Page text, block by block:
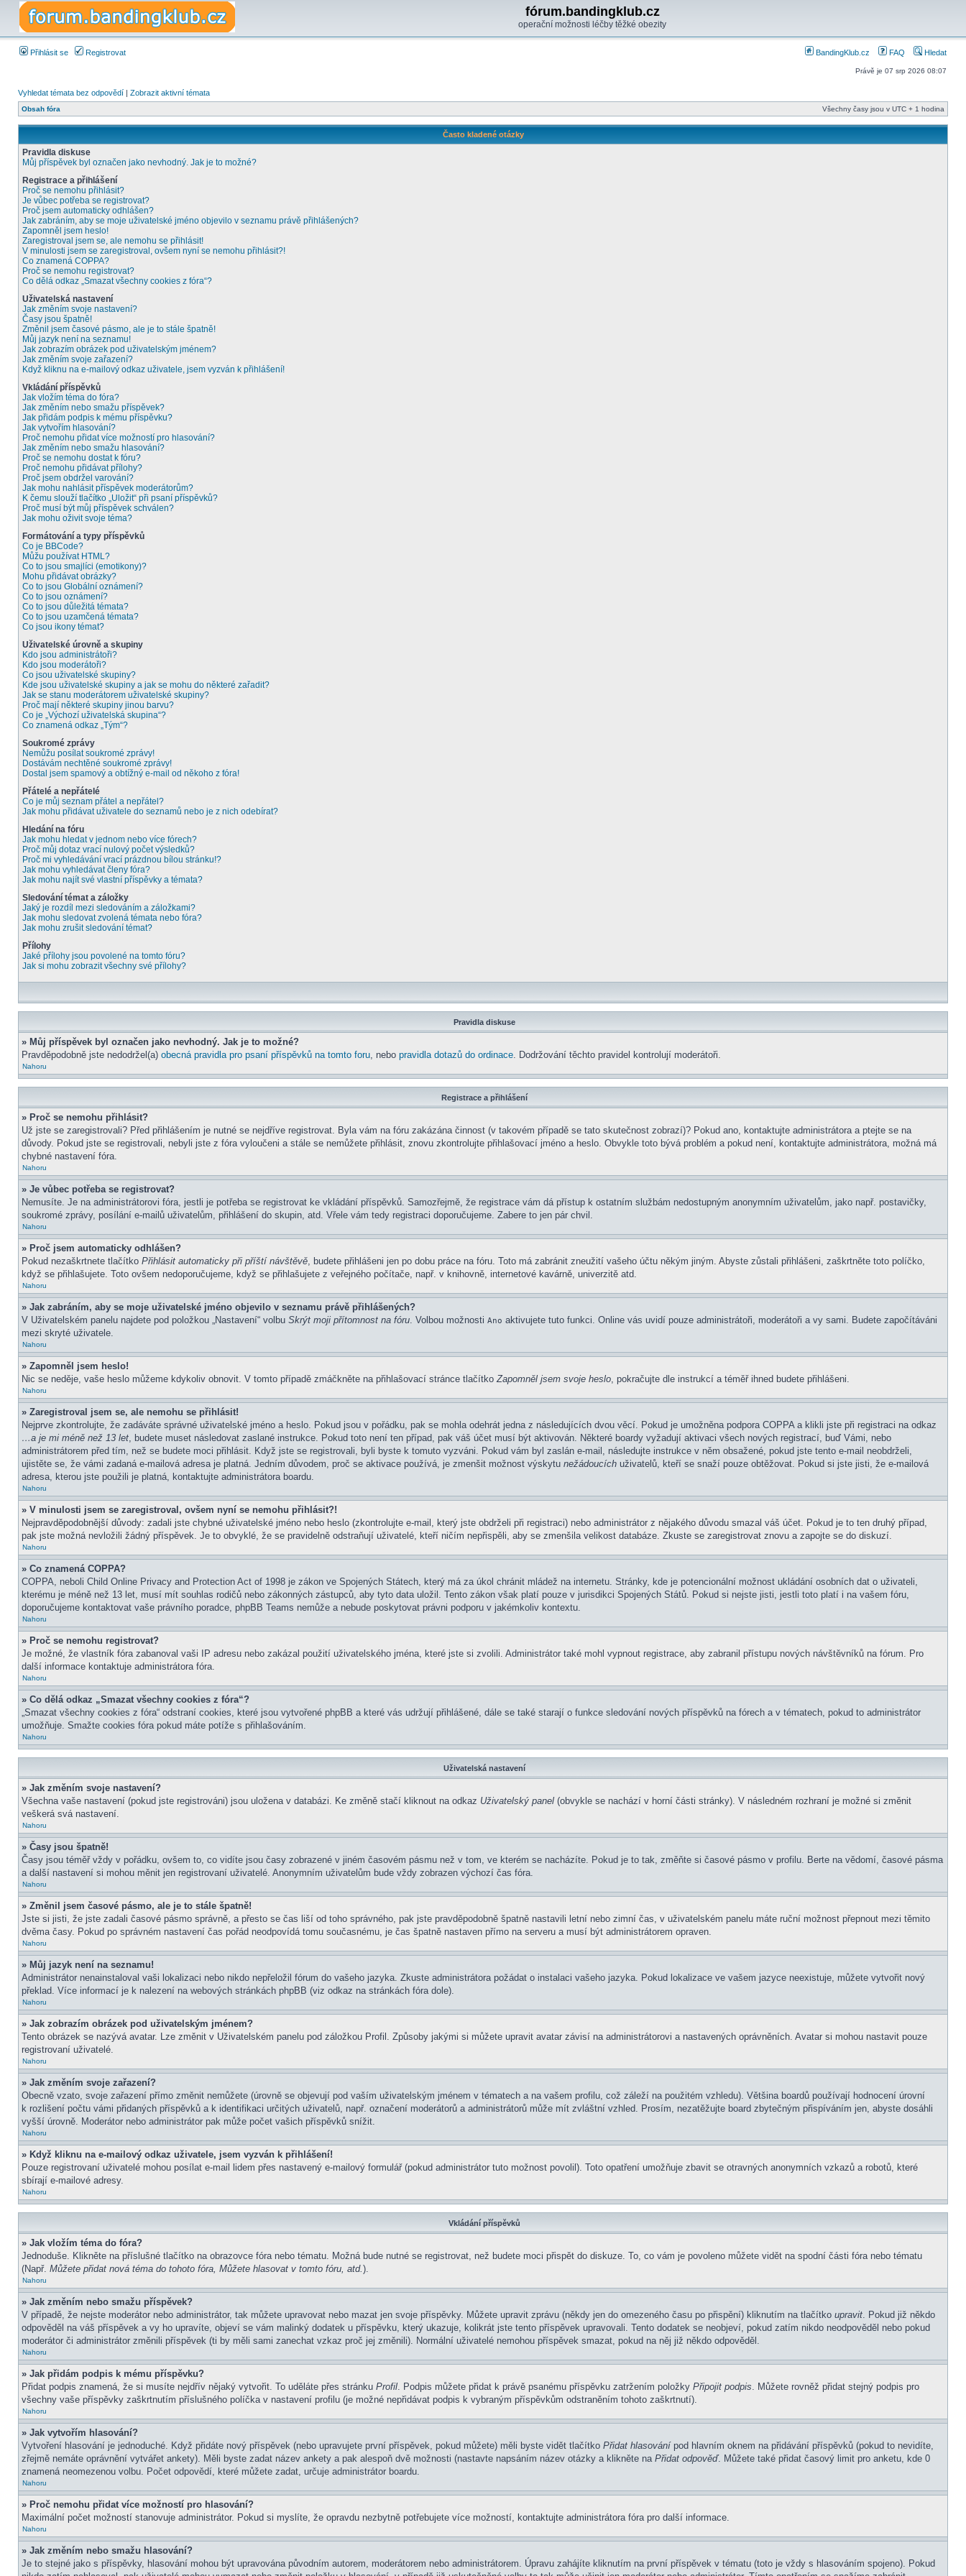
fórum.bandingklub.cz
operační možnosti léčby těžké obezity
Přihlásit se Registrovat BandingKlub.cz FAQ Hledat
Právě je 07 srp 2026 08:07
Vyhledat témata bez odpovědí | Zobrazit aktivní témata
Obsah fóra Všechny časy jsou v UTC + 1 hodina
Často kladené otázky
Pravidla diskuse
Můj příspěvek byl označen jako nevhodný. Jak je to možné?
Registrace a přihlášení
Proč se nemohu přihlásit?
Je vůbec potřeba se registrovat?
Proč jsem automaticky odhlášen?
Jak zabráním, aby se moje uživatelské jméno objevilo v seznamu právě přihlášených?
Zapomněl jsem heslo!
Zaregistroval jsem se, ale nemohu se přihlásit!
V minulosti jsem se zaregistroval, ovšem nyní se nemohu přihlásit?!
Co znamená COPPA?
Proč se nemohu registrovat?
Co dělá odkaz „Smazat všechny cookies z fóra“?
Uživatelská nastavení
Jak změním svoje nastavení?
Časy jsou špatně!
Změnil jsem časové pásmo, ale je to stále špatně!
Můj jazyk není na seznamu!
Jak zobrazím obrázek pod uživatelským jménem?
Jak změním svoje zařazení?
Když kliknu na e-mailový odkaz uživatele, jsem vyzván k přihlášení!
Vkládání příspěvků
Jak vložím téma do fóra?
Jak změním nebo smažu příspěvek?
Jak přidám podpis k mému příspěvku?
Jak vytvořím hlasování?
Proč nemohu přidat více možností pro hlasování?
Jak změním nebo smažu hlasování?
Proč se nemohu dostat k fóru?
Proč nemohu přidávat přílohy?
Proč jsem obdržel varování?
Jak mohu nahlásit příspěvek moderátorům?
K čemu slouží tlačítko „Uložit“ při psaní příspěvků?
Proč musí být můj příspěvek schválen?
Jak mohu oživit svoje téma?
Formátování a typy příspěvků
Co je BBCode?
Můžu používat HTML?
Co to jsou smajlíci (emotikony)?
Mohu přidávat obrázky?
Co to jsou Globální oznámení?
Co to jsou oznámení?
Co to jsou důležitá témata?
Co to jsou uzamčená témata?
Co jsou ikony témat?
Uživatelské úrovně a skupiny
Kdo jsou administrátoři?
Kdo jsou moderátoři?
Co jsou uživatelské skupiny?
Kde jsou uživatelské skupiny a jak se mohu do některé zařadit?
Jak se stanu moderátorem uživatelské skupiny?
Proč mají některé skupiny jinou barvu?
Co je „Výchozí uživatelská skupina“?
Co znamená odkaz „Tým“?
Soukromé zprávy
Nemůžu posílat soukromé zprávy!
Dostávám nechtěné soukromé zprávy!
Dostal jsem spamový a obtížný e-mail od někoho z fóra!
Přátelé a nepřátelé
Co je můj seznam přátel a nepřátel?
Jak mohu přidávat uživatele do seznamů nebo je z nich odebírat?
Hledání na fóru
Jak mohu hledat v jednom nebo více fórech?
Proč můj dotaz vrací nulový počet výsledků?
Proč mi vyhledávání vrací prázdnou bílou stránku!?
Jak mohu vyhledávat členy fóra?
Jak mohu najít své vlastní příspěvky a témata?
Sledování témat a záložky
Jaký je rozdíl mezi sledováním a záložkami?
Jak mohu sledovat zvolená témata nebo fóra?
Jak mohu zrušit sledování témat?
Přílohy
Jaké přílohy jsou povolené na tomto fóru?
Jak si mohu zobrazit všechny své přílohy?
Pravidla diskuse
» Můj příspěvek byl označen jako nevhodný. Jak je to možné?
Pravděpodobně jste nedodržel(a) obecná pravidla pro psaní příspěvků na tomto foru, nebo pravidla dotazů do ordinace. Dodržování těchto pravidel kontrolují moderátoři.
Nahoru
Registrace a přihlášení
» Proč se nemohu přihlásit?
Už jste se zaregistrovali? Před přihlášením je nutné se nejdříve registrovat. Byla vám na fóru zakázána činnost (v takovém případě se tato skutečnost zobrazí)? Pokud ano, kontaktujte administrátora a ptejte se na
důvody. Pokud jste se registrovali, nebyli jste z fóra vyloučeni a stále se nemůžete přihlásit, znovu zkontrolujte přihlašovací jméno a heslo. Obvykle toto bývá problém a pokud není, kontaktujte administrátora, možná má
chybné nastavení fóra.
Nahoru
» Je vůbec potřeba se registrovat?
Nemusíte. Je na administrátorovi fóra, jestli je potřeba se registrovat ke vkládání příspěvků. Samozřejmě, že registrace vám dá přístup k ostatním službám nedostupným anonymním uživatelům, jako např. postavičky,
soukromé zprávy, posílání e-mailů uživatelům, přihlášení do skupin, atd. Vřele vám tedy registraci doporučujeme. Zabere to jen pár chvil.
Nahoru
» Proč jsem automaticky odhlášen?
Pokud nezaškrtnete tlačítko Přihlásit automaticky při příští návštěvě, budete přihlášeni jen po dobu práce na fóru. Toto má zabránit zneužití vašeho účtu někým jiným. Abyste zůstali přihlášeni, zaškrtněte toto políčko,
když se přihlašujete. Toto ovšem nedoporučujeme, když se přihlašujete z veřejného počítače, např. v knihovně, internetové kavárně, univerzitě atd.
Nahoru
» Jak zabráním, aby se moje uživatelské jméno objevilo v seznamu právě přihlášených?
V Uživatelském panelu najdete pod položkou „Nastavení“ volbu Skrýt moji přítomnost na fóru. Volbou možnosti Ano aktivujete tuto funkci. Online vás uvidí pouze administrátoři, moderátoři a vy sami. Budete započítáváni
mezi skryté uživatele.
Nahoru
» Zapomněl jsem heslo!
Nic se neděje, vaše heslo můžeme kdykoliv obnovit. V tomto případě zmáčkněte na přihlašovací stránce tlačítkoZapomněl jsem svoje heslo, pokračujte dle instrukcí a téměř ihned budete přihlášeni.
Nahoru
» Zaregistroval jsem se, ale nemohu se přihlásit!
Nejprve zkontrolujte, že zadáváte správné uživatelské jméno a heslo. Pokud jsou v pořádku, pak se mohla odehrát jedna z následujících dvou věcí. Pokud je umožněna podpora COPPA a klikli jste při registraci na odkaz
…a je mi méně než 13 let, budete muset následovat zaslané instrukce. Pokud toto není ten případ, pak váš účet musí být aktivován. Některé boardy vyžadují aktivaci všech nových registrací, buď Vámi, nebo
administrátorem před tím, než se budete moci přihlásit. Když jste se registrovali, byli byste k tomuto vyzváni. Pokud vám byl zaslán e-mail, následujte instrukce v něm obsažené, pokud jste tento e-mail neobdrželi,
ujistěte se, že vámi zadaná e-mailová adresa je platná. Jedním důvodem, proč se aktivace používá, je zmenšit možnost výskytu nežádoucích uživatelů, kteří se snaží pouze obtěžovat. Pokud si jste jisti, že e-mailová
adresa, kterou jste použili je platná, kontaktujte administrátora boardu.
Nahoru
» V minulosti jsem se zaregistroval, ovšem nyní se nemohu přihlásit?!
Nejpravděpodobnější důvody: zadali jste chybné uživatelské jméno nebo heslo (zkontrolujte e-mail, který jste obdrželi při registraci) nebo administrátor z nějakého důvodu smazal váš účet. Pokud je to ten druhý případ,
pak jste možná nevložili žádný příspěvek. Je to obvyklé, že se pravidelně odstraňují uživatelé, kteří ničím nepřispěli, aby se zmenšila velikost databáze. Zkuste se zaregistrovat znovu a zapojte se do diskuzí.
Nahoru
» Co znamená COPPA?
COPPA, neboli Child Online Privacy and Protection Act of 1998 je zákon ve Spojených Státech, který má za úkol chránit mládež na internetu. Stránky, kde je potencionální možnost ukládání osobních dat o uživateli,
kterému je méně než 13 let, musí mít souhlas rodičů nebo zákonných zástupců, aby tyto data uložil. Tento zákon však platí pouze v jurisdikci Spojených Států. Pokud si nejste jisti, jestli toto platí i na vašem fóru,
doporučujeme kontaktovat vaše právního poradce, phpBB Teams nemůže a nebude poskytovat právni podporu v jakémkoliv kontextu.
Nahoru
» Proč se nemohu registrovat?
Je možné, že vlastník fóra zabanoval vaši IP adresu nebo zakázal použití uživatelského jména, které jste si zvolili. Administrátor také mohl vypnout registrace, aby zabranil přístupu nových návštěvníků na fórum. Pro
další informace kontaktuje administrátora fóra.
Nahoru
» Co dělá odkaz „Smazat všechny cookies z fóra“?
„Smazat všechny cookies z fóra“ odstraní cookies, které jsou vytvořené phpBB a které vás udržují přihlášené, dále se také starají o funkce sledování nových příspěvků na fórech a v tématech, pokud to administrátor
umožňuje. Smažte cookies fóra pokud máte potíže s přihlašováním.
Nahoru
Uživatelská nastavení
» Jak změním svoje nastavení?
Všechna vaše nastavení (pokud jste registrováni) jsou uložena v databázi. Ke změně stačí kliknout na odkaz Uživatelský panel (obvykle se nachází v horní části stránky). V následném rozhraní je možné si změnit
veškerá svá nastavení.
Nahoru
» Časy jsou špatně!
Časy jsou téměř vždy v pořádku, ovšem to, co vidíte jsou časy zobrazené v jiném časovém pásmu než v tom, ve kterém se nacházíte. Pokud je to tak, změňte si časové pásmo v profilu. Berte na vědomí, časové pásma
a další nastavení si mohou měnit jen registrovaní uživatelé. Anonymním uživatelům bude vždy zobrazen výchozí čas fóra.
Nahoru
» Změnil jsem časové pásmo, ale je to stále špatně!
Jste si jisti, že jste zadali časové pásmo správně, a přesto se čas liší od toho správného, pak jste pravděpodobně špatně nastavili letní nebo zimní čas, v uživatelském panelu máte ruční možnost přepnout mezi těmito
dvěma časy. Pokud po správném nastavení čas pořád neodpovídá tomu současnému, je čas špatně nastaven přímo na serveru a musí být administrátorem opraven.
Nahoru
» Můj jazyk není na seznamu!
Administrátor nenainstaloval vaši lokalizaci nebo nikdo nepřeložil fórum do vašeho jazyka. Zkuste administrátora požádat o instalaci vašeho jazyka. Pokud lokalizace ve vašem jazyce neexistuje, můžete vytvořit nový
překlad. Více informací je k nalezení na webových stránkách phpBB (viz odkaz na stránkách fóra dole).
Nahoru
» Jak zobrazím obrázek pod uživatelským jménem?
Tento obrázek se nazývá avatar. Lze změnit v Uživatelském panelu pod záložkou Profil. Způsoby jakými si můžete upravit avatar závisí na administrátorovi a nastavených oprávněních. Avatar si mohou nastavit pouze
registrovaní uživatelé.
Nahoru
» Jak změním svoje zařazení?
Obecně vzato, svoje zařazení přímo změnit nemůžete (úrovně se objevují pod vaším uživatelským jménem v tématech a na vašem profilu, což záleží na použitém vzhledu). Většina boardů používají hodnocení úrovní
k rozlišení počtu vámi přidaných příspěvků a k identifikaci určitých uživatelů, např. označení moderátorů a administrátorů může mít zvláštní vzhled. Prosím, nezatěžujte board zbytečným přispíváním jen, abyste dosáhli
vyšší úrovně. Moderátor nebo administrátor pak může počet vašich příspěvků snížit.
Nahoru
» Když kliknu na e-mailový odkaz uživatele, jsem vyzván k přihlášení!
Pouze registrovaní uživatelé mohou posílat e-mail lidem přes nastavený e-mailový formulář (pokud administrátor tuto možnost povolil). Toto opatření umožňuje zbavit se otravných anonymních vzkazů a robotů, které
sbírají e-mailové adresy.
Nahoru
Vkládání příspěvků
» Jak vložím téma do fóra?
Jednoduše. Klikněte na příslušné tlačítko na obrazovce fóra nebo tématu. Možná bude nutné se registrovat, než budete moci přispět do diskuze. To, co vám je povoleno můžete vidět na spodní části fóra nebo tématu
(Např. Můžete přidat nová téma do tohoto fóra, Můžete hlasovat v tomto fóru, atd.).
Nahoru
» Jak změním nebo smažu příspěvek?
V případě, že nejste moderátor nebo administrátor, tak můžete upravovat nebo mazat jen svoje příspěvky. Můžete upravit zprávu (někdy jen do omezeného času po přispění) kliknutím na tlačítko upravit. Pokud již někdo
odpověděl na váš příspěvek a vy ho upravíte, objeví se vám malinký dodatek u příspěvku, který ukazuje, kolikrát jste tento příspěvek upravovali. Tento dodatek se neobjeví, pokud zatím nikdo neodpověděl nebo pokud
moderátor či administrátor změnili příspěvek (ti by měli sami zanechat vzkaz proč jej změnili). Normální uživatelé nemohou příspěvek smazat, pokud na něj již někdo odpověděl.
Nahoru
» Jak přidám podpis k mému příspěvku?
Přidat podpis znamená, že si musíte nejdřív nějaký vytvořit. To uděláte přes stránku Profil. Podpis můžete přidat k právě psanému příspěvku zatržením položky Připojit podpis. Můžete rovněž přidat stejný podpis pro
všechny vaše příspěvky zaškrtnutím příslušného políčka v nastavení profilu (je možné nepřidávat podpis k vybraným příspěvkům odstraněním tohoto zaškrtnutí).
Nahoru
» Jak vytvořím hlasování?
Vytvoření hlasování je jednoduché. Když přidáte nový příspěvek (nebo upravujete první příspěvek, pokud můžete) měli byste vidět tlačítko Přidat hlasovánípod hlavním oknem na přidávání příspěvků (pokud to nevidíte,
zřejmě nemáte oprávnění vytvářet ankety). Měli byste zadat název ankety a pak alespoň dvě možnosti (nastavte napsáním název otázky a klikněte na Přidat odpověď. Můžete také přidat časový limit pro anketu, kde 0
znamená neomezenou volbu. Počet odpovědí, které můžete zadat, určuje administrátor boardu.
Nahoru
» Proč nemohu přidat více možností pro hlasování?
Maximální počet možností stanovuje administrátor. Pokud si myslíte, že opravdu nezbytně potřebujete více možností, kontaktujte administrátora fóra pro další informace.
Nahoru
» Jak změním nebo smažu hlasování?
Je to stejné jako s příspěvky, hlasování mohou být upravována původním autorem, moderátorem nebo administrátorem. Úpravu zahájíte kliknutím na první příspěvek v tématu (toto je vždy s hlasováním spojeno). Pokud